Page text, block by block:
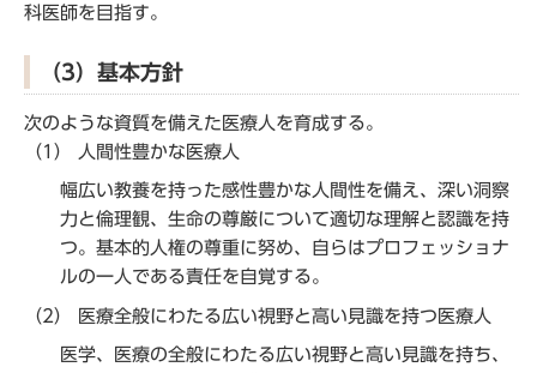
科医師を目指す。
（3）基本方針
次のような資質を備えた医療人を育成する。
（1） 人間性豊かな医療人
幅広い教養を持った感性豊かな人間性を備え、深い洞察
力と倫理観、生命の尊厳について適切な理解と認識を持
つ。基本的人権の尊重に努め、自らはプロフェッショナ
ルの一人である責任を自覚する。
（2） 医療全般にわたる広い視野と高い見識を持つ医療人
医学、医療の全般にわたる広い視野と高い見識を持ち、